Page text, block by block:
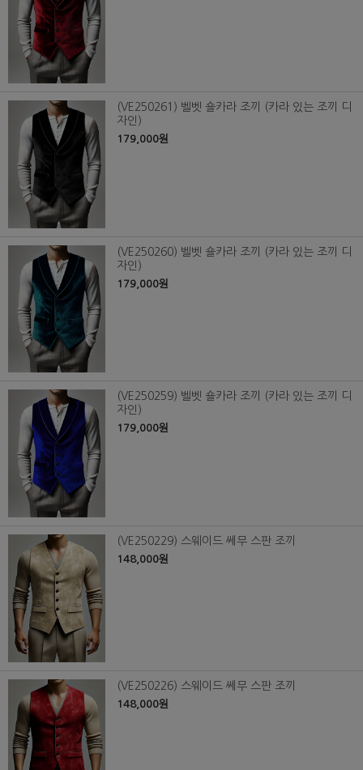
(VE250261) 벨벳 숄카라 조끼 (카라 있는 조끼 디
자인)
179,000원
(VE250260) 벨벳 숄카라 조끼 (카라 있는 조끼 디
자인)
179,000원
(VE250259) 벨벳 숄카라 조끼 (카라 있는 조끼 디
자인)
179,000원
(VE250229) 스웨이드 쎄무 스판 조끼
148,000원
(VE250226) 스웨이드 쎄무 스판 조끼
148,000원